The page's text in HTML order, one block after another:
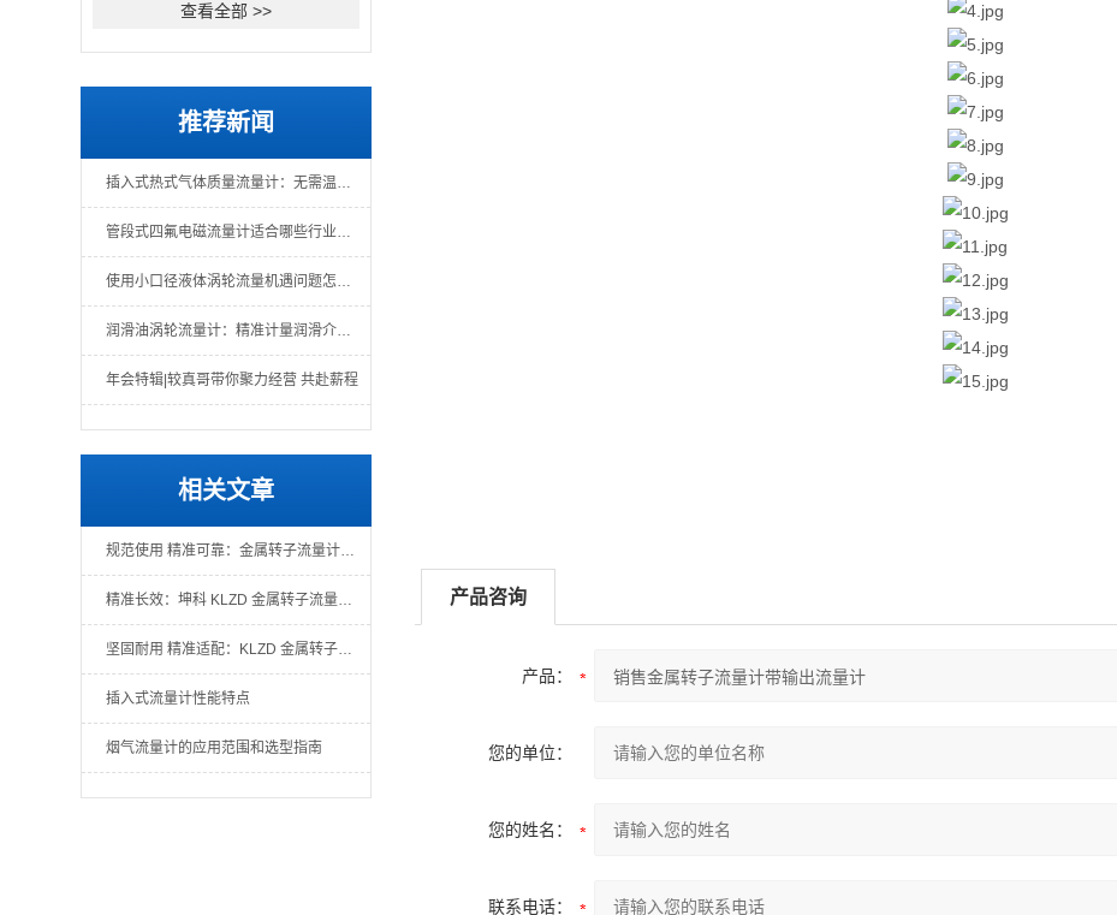
查看全部 >>
推荐新闻
插入式热式气体质量流量计：无需温压补偿的直接质量测量
管段式四氟电磁流量计适合哪些行业场景？
使用小口径液体涡轮流量机遇问题怎么办？一文教你解决
润滑油涡轮流量计：精准计量润滑介质的关键仪表
年会特辑|较真哥带你聚力经营 共赴薪程
相关文章
规范使用 精准可靠：金属转子流量计使用注意事项全解析
精准长效：坤科 KLZD 金属转子流量计高精度维护全方案
坚固耐用 精准适配：KLZD 金属转子流量计核心特点与工业应用
插入式流量计性能特点
烟气流量计的应用范围和选型指南
产品咨询
产品：
您的单位：
您的姓名：
联系电话：